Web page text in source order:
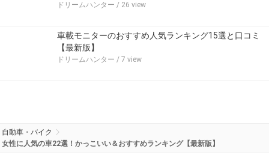
ドリームハンター / 26 view
車載モニターのおすすめ人気ランキング15選と口コミ
【最新版】
ドリームハンター / 7 view
自動車・バイク
女性に人気の車22選！かっこいい＆おすすめランキング【最新版】